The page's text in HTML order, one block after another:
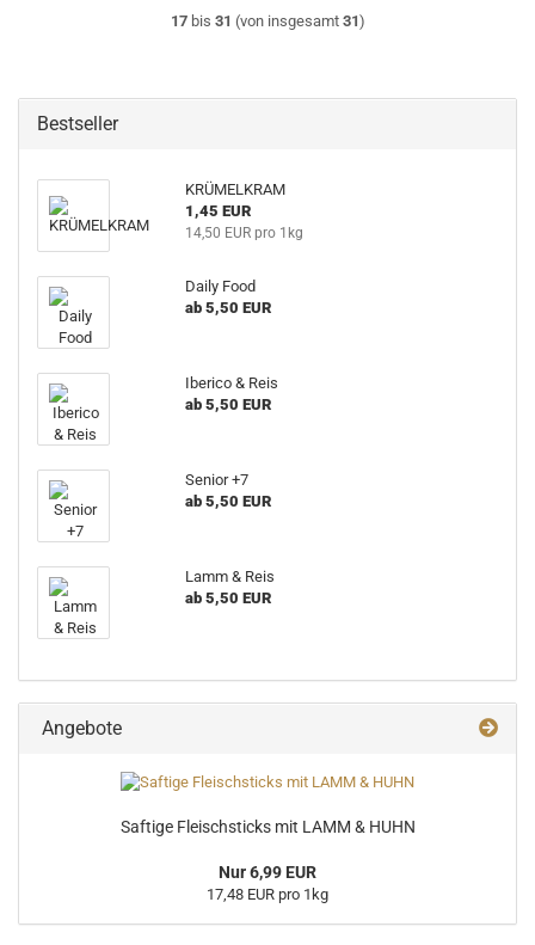
17bis 31 (von insgesamt 31)
Bestseller
KRÜMELKRAM
1,45 EUR
14,50 EUR pro 1kg
Daily Food
ab 5,50 EUR
Iberico & Reis
ab 5,50 EUR
Senior +7
ab 5,50 EUR
Lamm & Reis
ab 5,50 EUR
Angebote
Saftige Fleischsticks mit LAMM & HUHN
Nur 6,99 EUR
17,48 EUR pro 1kg